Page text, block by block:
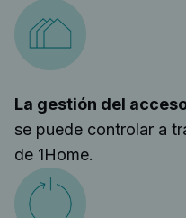
La gestión del
se puede controlar a
de 1Home.